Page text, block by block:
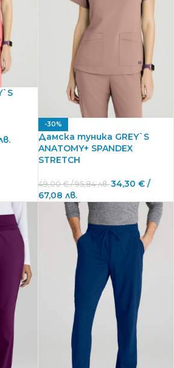
-30%
Дамска туника GREY`S
ANATOMY+ SPANDEX
STRETCH
49,00€/ 95,84 лв.34,30 €/
67,08 лв.